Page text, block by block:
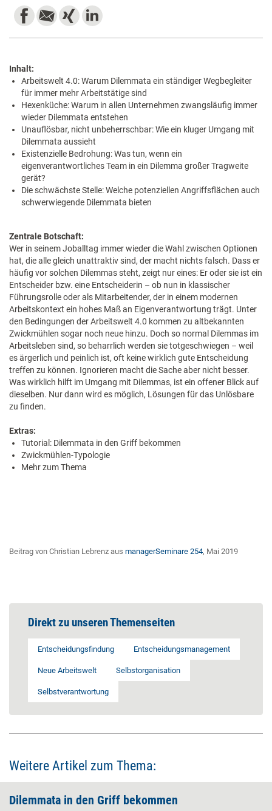
Inhalt:
Arbeitswelt 4.0: Warum Dilemmata ein ständiger Wegbegleiter
für immer mehr Arbeitstätige sind
Hexenküche: Warum in allen Unternehmen zwangsläufig immer
wieder Dilemmata entstehen
Unauflösbar, nicht unbeherrschbar: Wie ein kluger Umgang mit
Dilemmata aussieht
Existenzielle Bedrohung: Was tun, wenn ein
eigenverantwortliches Team in ein Dilemma großer Tragweite
gerät?
Die schwächste Stelle: Welche potenziellen Angriffsflächen auch
schwerwiegende Dilemmata bieten
​Zentrale Botschaft:
Wer in seinem Joballtag immer wieder die Wahl zwischen Optionen
hat, die alle gleich unattraktiv sind, der macht nichts falsch. Dass er
häufig vor solchen Dilemmas steht, zeigt nur eines: Er oder sie ist ein
Entscheider bzw. eine Entscheiderin – ob nun in klassischer
Führungsrolle oder als Mitarbeitender, der in einem modernen
Arbeitskontext ein hohes Maß an Eigenverantwortung trägt. Unter
den Bedingungen der Arbeitswelt 4.0 kommen zu altbekannten
Zwickmühlen sogar noch neue hinzu. Doch so normal Dilemmas im
Arbeitsleben sind, so beharrlich werden sie totgeschwiegen – weil
es ärgerlich und peinlich ist, oft keine wirklich gute Entscheidung
treffen zu können. Ignorieren macht die Sache aber nicht besser.
Was wirklich hilft im Umgang mit Dilemmas, ist ein offener Blick auf
dieselben. Nur dann wird es möglich, Lösungen für das Unlösbare
zu finden.
Extras:
Tutorial: Dilemmata in den Griff ­bekommen
Zwickmühlen-Typologie
Mehr zum Thema
Beitrag von Christian Lebrenz aus managerSeminare 254, Mai 2019
Direkt zu unseren Themenseiten
Entscheidungsfindung Entscheidungsmanagement
Neue Arbeitswelt Selbstorganisation
Selbstverantwortung
Weitere Artikel zum Thema:
Dilemmata in den Griff bekommen